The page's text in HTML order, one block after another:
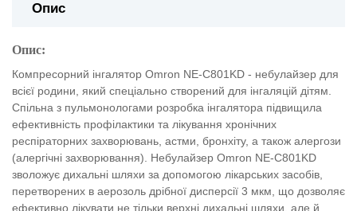
Опис
Опис:
Компресорний інгалятор Omron NE-C801KD - небулайзер для
всієї родини, який спеціально створений для інгаляцій дітям.
Спільна з пульмонологами розробка інгалятора підвищила
ефективність профілактики та лікування хронічних
респіраторних захворювань, астми, бронхіту, а також алергози
(алергічні захворювання). Небулайзер Omron NE-C801KD
зволожує дихальні шляхи за допомогою лікарських засобів,
перетворених в аерозоль дрібної дисперсії 3 мкм, що дозволяє
ефективно лікувати не тільки верхні дихальні шляхи, але й